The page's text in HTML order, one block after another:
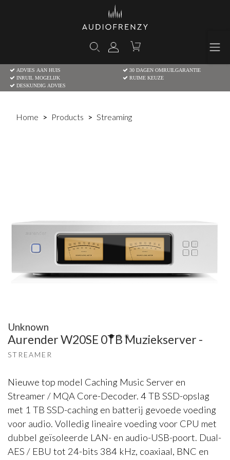
ADVIES AAN HUIS
30 DAGEN OMRUILGARANTIE
INRUIL MOGELIJK
RUIME KEUZE
DESKUNDIG ADVIES
Home Products Streaming
Unknown
Aurender W20SE 0TB Muziekserver -
STREAMER
Nieuwe top model Caching Music Server en
Streamer / MQA Core-Decoder. 4 TB SSD-opslag
met 1 TB SSD-caching en batterij gevoede voeding
voor audio. Volledig lineaire voeding voor CPU met
dubbel geïsoleerde LAN- en audio-USB-poort. Dual-
AES / EBU tot 24-bits 384 kHz, coaxiaal, BNC en